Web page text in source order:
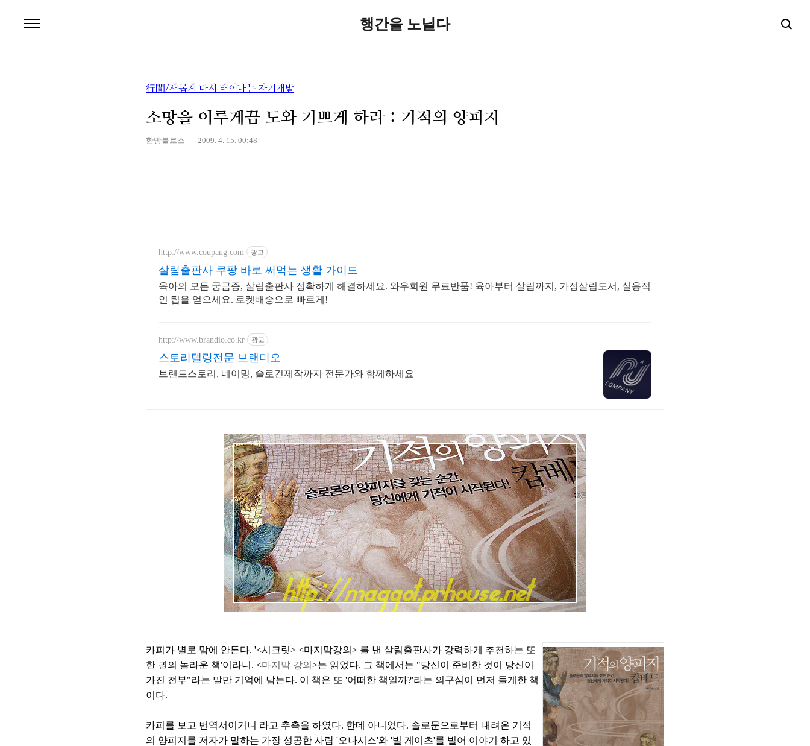
행간을 노닐다
行間/새롭게 다시 태어나는 자기개발
소망을 이루게끔 도와 기쁘게 하라 : 기적의 양피지
한방블르스 2009. 4. 15. 00:48
http://www.coupang.com 광고
살림출판사 쿠팡 바로 써먹는 생활 가이드
육아의 모든 궁금증, 살림출판사 정확하게 해결하세요. 와우회원 무료반품! 육아부터 살림까지, 가정살림도서, 실용적
인 팁을 얻으세요. 로켓배송으로 빠르게!
http://www.brandio.co.kr 광고
스토리텔링전문 브랜디오
브랜드스토리, 네이밍, 슬로건제작까지 전문가와 함께하세요
카피가 별로 맘에 안든다. '<시크릿> <마지막강의> 를 낸 살림출판사가 강력하게 추천하는 또
한 권의 놀라운 책'이라니. <마지막 강의 >는 읽었다. 그 책에서는 "당신이 준비한 것이 당신이
가진 전부"라는 말만 기억에 남는다. 이 책은 또 '어떠한 책일까?'라는 의구심이 먼저 들게한 책
이다.
카피를 보고 번역서이거니 라고 추측을 하였다. 한데 아니었다. 솔로문으로부터 내려온 기적
의 양피지를 저자가 말하는 가장 성공한 사람 '오나시스'와 '빌 게이츠'를 빌어 이야기 하고 있